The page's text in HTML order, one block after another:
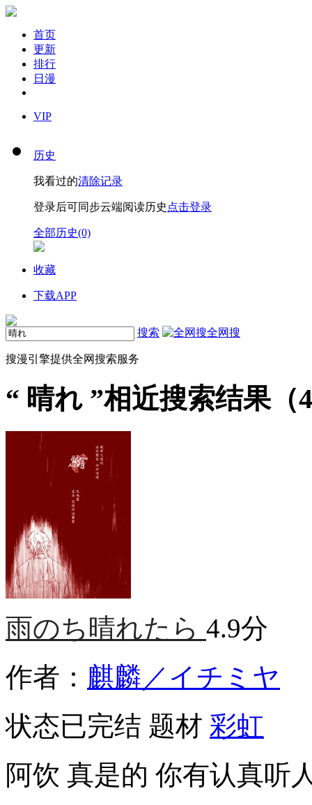
首页
更新
排行
日漫
VIP
历史
我看过的清除记录
登录后可同步云端阅读历史 点击登录
全部历史(0)
收藏
下载APP
搜索 全网搜
搜漫引擎提供全网搜索服务
“ 晴れ ”相近搜索结果（
雨のち晴れたら 4.9分
作者： 麒麟／イチミヤ
状态已完结 题材 彩虹
阿饮 真是的 你有认真听